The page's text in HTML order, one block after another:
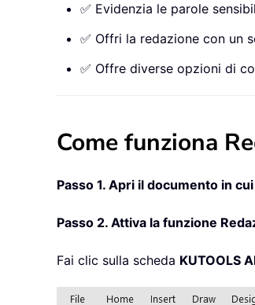
✅ Evidenzia le parole
✅ Offri la redazione con un
✅ Offre diverse opzioni di
Come funziona
Passo 1. Apri il documento in
Passo 2. Attiva la funzione
Fai clic sulla scheda KUTOOLS